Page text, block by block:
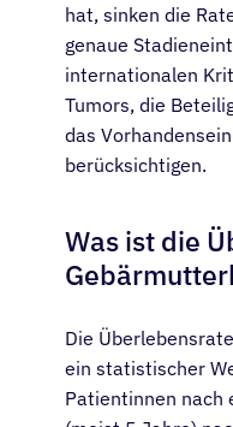
hat, sinken die
genaue
internationalen
Tumors, die
das
berücksichtigen.
Was ist die
Die
ein statistischer
Patientinnen nach